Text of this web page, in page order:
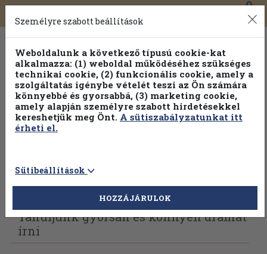
Toggle
navigation
0
Vissza az előző oldalra Válasszon példányt
Tanuljunk gyorsan és könnyen drámát
írni
Személyre szabott beállítások
Weboldalunk a következő típusú cookie-kat
alkalmazza: (1) weboldal működéséhez szükséges
technikai cookie, (2) funkcionális cookie, amely a
szolgáltatás igénybe vételét teszi az Ön számára
könnyebbé és gyorsabbá, (3) marketing cookie,
amely alapján személyre szabott hirdetésekkel
kereshetjük meg Önt. A sütiszabályzatunkat itt
érheti el.
Sütibeállítások
HOZZÁJÁRULOK